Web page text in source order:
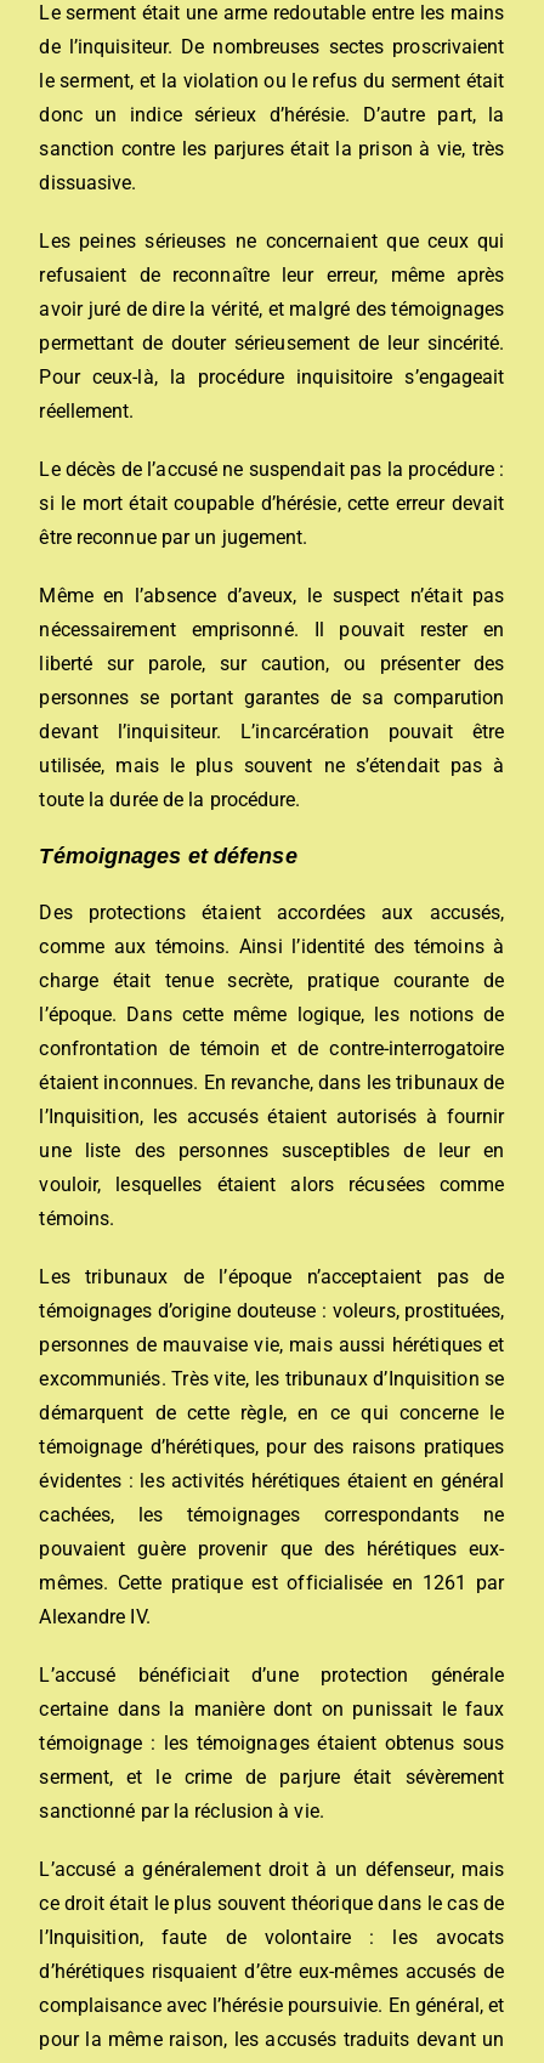
Le serment était une arme redoutable entre les mains
de l’inquisiteur. De nombreuses sectes proscrivaient
le serment, et la violation ou le refus du serment était
donc un indice sérieux d’hérésie. D’autre part, la
sanction contre les parjuresétait la prison à vie, très
dissuasive.
Les peines sérieuses ne concernaient que ceux qui
refusaient de reconnaître leur erreur, même après
avoir juré de dire la vérité, et malgré des témoignages
permettant de douter sérieusement de leur sincérité.
Pour ceux-là, la procédure inquisitoire s’engageait
réellement.
Le décès de l’accusé ne suspendait pas la procédure :
si le mort était coupable d’hérésie, cette erreur devait
être reconnue par un jugement.
Même en l’absence d’aveux, le suspect n’était pas
nécessairement emprisonné. Il pouvait rester en
liberté sur parole, sur caution, ou présenter des
personnes se portant garantes de sa comparution
devant l’inquisiteur. L’incarcération pouvait être
utilisée, mais le plus souvent ne s’étendait pas à
toute la durée de la procédure.
Témoignages et défense
Des protections étaient accordées aux accusés,
comme aux témoins. Ainsi l’identité des témoins à
charge était tenue secrète, pratique courante de
l’époque. Dans cette même logique, les notions de
confrontation de témoin et de contre-interrogatoire
étaient inconnues. En revanche, dans les tribunaux de
l’Inquisition, les accusés étaient autorisés à fournir
une liste des personnes susceptibles de leur en
vouloir, lesquelles étaient alors récusées comme
témoins.
Les tribunaux de l’époque n’acceptaient pas de
témoignages d’origine douteuse : voleurs, prostituées,
personnes de mauvaise vie, mais aussi hérétiques et
excommuniés. Très vite, les tribunaux d’Inquisition se
démarquent de cette règle, en ce qui concerne le
témoignage d’hérétiques, pour des raisons pratiques
évidentes : les activités hérétiques étaient en général
cachées, les témoignages correspondants ne
pouvaient guère provenir que des hérétiques eux-
mêmes. Cette pratique est officialisée en 1261 par
Alexandre IV.
L’accusé bénéficiait d’une protection générale
certaine dans la manière dont on punissait le faux
témoignage : les témoignages étaient obtenus sous
serment, et le crime de parjure était sévèrement
sanctionné par la réclusion à vie.
L’accusé a généralement droit à un défenseur, mais
ce droit était le plus souvent théorique dans le cas de
l’Inquisition, faute de volontaire : les avocats
d’hérétiques risquaient d’être eux-mêmes accusés de
complaisance avec l’hérésie poursuivie. En général, et
pour la même raison, les accusés traduits devant un